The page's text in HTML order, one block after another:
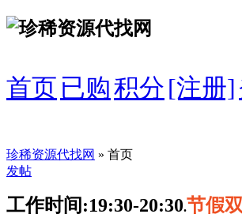
首页 已购积分[注册]
珍稀资源代找网 » 首页
发帖
工作时间:19:30-20:30.节假